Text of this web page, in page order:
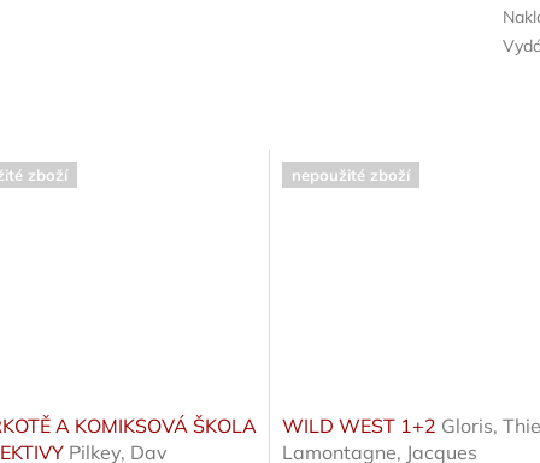
zboží
A KOMIKSOVÁ ŠKOLA
Pilkey, Dav
nepoužité zboží
WILD WEST 1+2 Gloris,
Lamontagne, Jacques